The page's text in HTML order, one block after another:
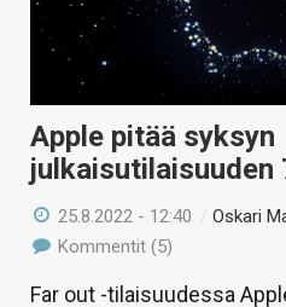
Apple pitää syksyn
julkaisutilaisuuden
25.8.2022 - 12:40 /Oskari
Kommentit (5)
Far out -tilaisuudessa